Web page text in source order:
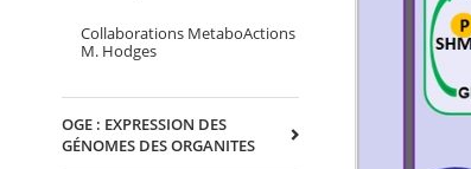
Collaborations MetaboActions
M. Hodges
OGE : EXPRESSION DES
GÉNOMES DES ORGANITES